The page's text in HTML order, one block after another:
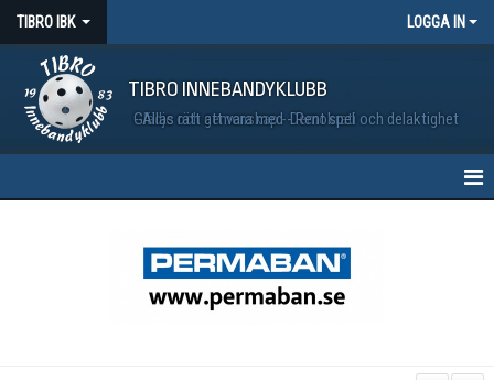
TIBRO IBK LOGGA IN
TIBRO INNEBANDYKLUBB
Glädje och gemenskap - Demokrati och delaktighet - Allas rätt att vara med - Rent spel